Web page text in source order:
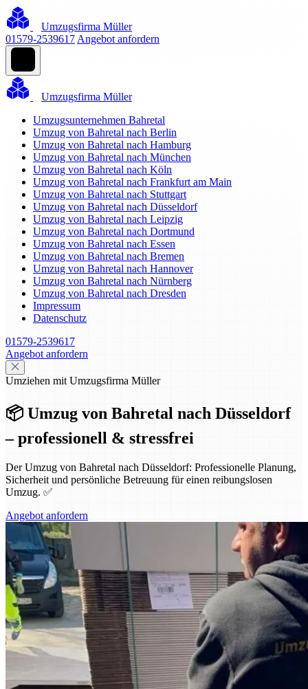
Umzugsfirma Müller
01579-2539617 Angebot anfordern
Umzugsfirma Müller
Umzugsunternehmen Bahretal
Umzug von Bahretal nach Berlin
Umzug von Bahretal nach Hamburg
Umzug von Bahretal nach München
Umzug von Bahretal nach Köln
Umzug von Bahretal nach Frankfurt am Main
Umzug von Bahretal nach Stuttgart
Umzug von Bahretal nach Düsseldorf
Umzug von Bahretal nach Leipzig
Umzug von Bahretal nach Dortmund
Umzug von Bahretal nach Essen
Umzug von Bahretal nach Bremen
Umzug von Bahretal nach Hannover
Umzug von Bahretal nach Nürnberg
Umzug von Bahretal nach Dresden
Impressum
Datenschutz
01579-2539617
Angebot anfordern
Umziehen mit Umzugsfirma Müller
📦 Umzug von Bahretal nach Düsseldorf
– professionell & stressfrei
Der Umzug von Bahretal nach Düsseldorf: Professionelle Planung,
Sicherheit und persönliche Betreuung für einen reibungslosen
Umzug. ✅
Angebot anfordern